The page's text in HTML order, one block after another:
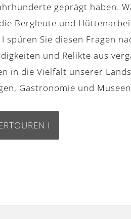
geprägt haben.
Bergleute und
spüren Sie diesen Fragen
und Relikte aus
in die Vielfalt unserer
Gastronomie und
I